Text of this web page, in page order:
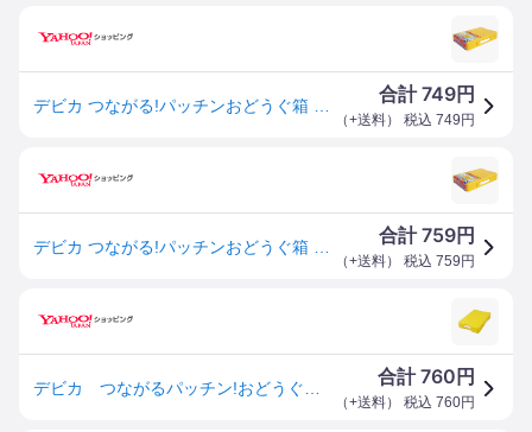
合計749円
（+送料） 税込 749 円
合計759円
（+送料） 税込 759 円
合計760 円
（+送料） 税込 760円